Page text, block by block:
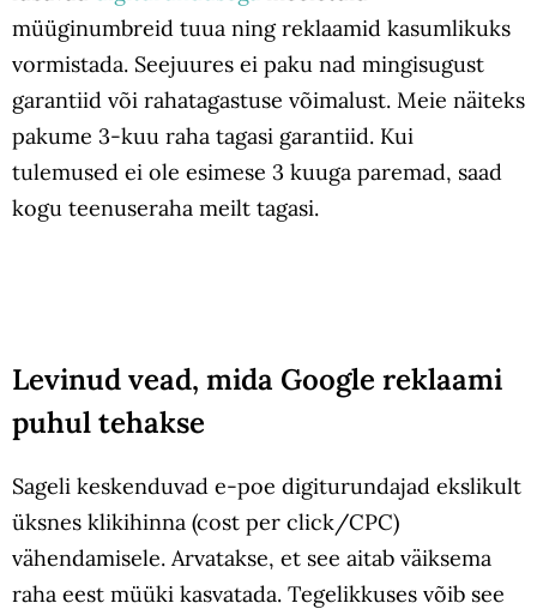
müüginumbreid tuua ning reklaamid kasumlikuks
vormistada. Seejuures ei paku nad mingisugust
garantiid või rahatagastuse võimalust. Meie näiteks
pakume 3-kuu raha tagasi garantiid. Kui
tulemused ei ole esimese 3 kuuga paremad, saad
kogu teenuseraha meilt tagasi.
Levinud vead, mida Google reklaami
puhul tehakse
Sageli keskenduvad e-poe digiturundajad ekslikult
üksnes klikihinna (cost per click/CPC)
vähendamisele. Arvatakse, et see aitab väiksema
raha eest müüki kasvatada. Tegelikkuses võib see